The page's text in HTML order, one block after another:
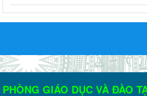
Khẩn trương triển khai các biện pháp
trường mẫu giáo, trường tiểu học
Ngày ban hành: 02/08/2023
Kế hoạch Tổ chức tập huấn, bồi
PHÒNG GIÁO DỤC VÀ ĐÀO